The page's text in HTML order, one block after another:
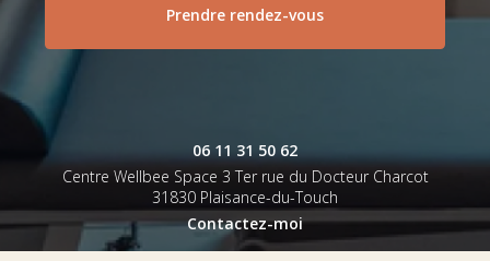
Prendre rendez-vous
06 11 31 50 62
Centre Wellbee Space 3 Ter rue du Docteur Charcot
31830 Plaisance-du-Touch
Contactez-moi